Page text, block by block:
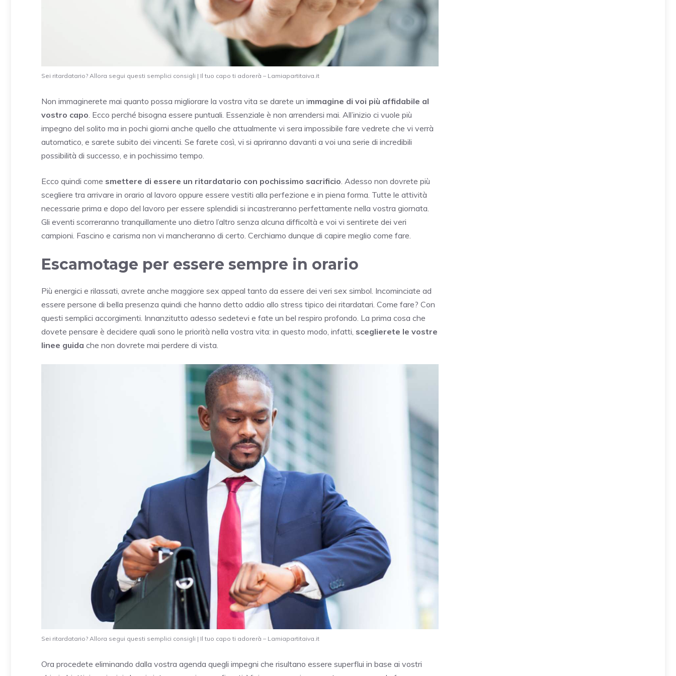
Sei ritardatario? Allora segui questi semplici consigli | Il tuo capo ti adorerà – Lamiapartitaiva.it
Non immaginerete mai quanto possa migliorare la vostra vita se darete un immagine di voi più affidabile al
vostro capo. Ecco perché bisogna essere puntuali. Essenziale è non arrendersi mai. All’inizio ci vuole più
impegno del solito ma in pochi giorni anche quello che attualmente vi sera impossibile fare vedrete che vi verrà
automatico, e sarete subito dei vincenti. Se farete così, vi si apriranno davanti a voi una serie di incredibili
possibilità di successo, e in pochissimo tempo.
Ecco quindi come smettere di essere un ritardatario con pochissimo sacrificio. Adesso non dovrete più
scegliere tra arrivare in orario al lavoro oppure essere vestiti alla perfezione e in piena forma. Tutte le attività
necessarie prima e dopo del lavoro per essere splendidi si incastreranno perfettamente nella vostra giornata.
Gli eventi scorreranno tranquillamente uno dietro l’altro senza alcuna difficoltà e voi vi sentirete dei veri
campioni. Fascino e carisma non vi mancheranno di certo. Cerchiamo dunque di capire meglio come fare.
Escamotage per essere sempre in orario
Più energici e rilassati, avrete anche maggiore sex appeal tanto da essere dei veri sex simbol. Incominciate ad
essere persone di bella presenza quindi che hanno detto addio allo stress tipico dei ritardatari. Come fare? Con
questi semplici accorgimenti. Innanzitutto adesso sedetevi e fate un bel respiro profondo. La prima cosa che
dovete pensare è decidere quali sono le priorità nella vostra vita: in questo modo, infatti, sceglierete le vostre
linee guida che non dovrete mai perdere di vista.
Sei ritardatario? Allora segui questi semplici consigli | Il tuo capo ti adorerà – Lamiapartitaiva.it
Ora procedete eliminando dalla vostra agenda quegli impegni che risultano essere superflui in base ai vostri